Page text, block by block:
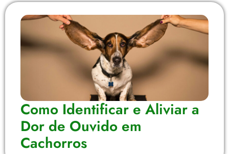
Como Identificar e Aliviar a
Dor de Ouvido em
Cachorros